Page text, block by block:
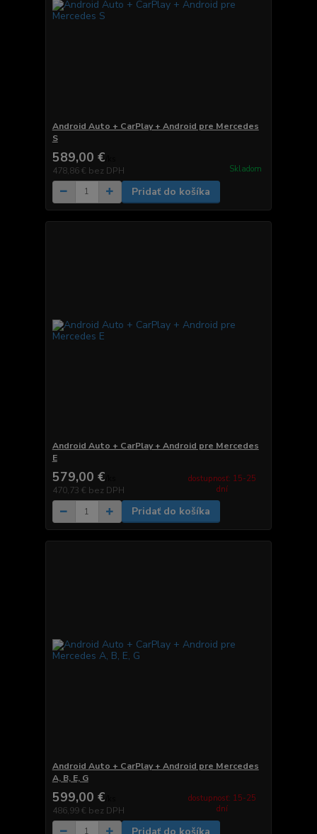
Android Auto + CarPlay + Android pre Mercedes
S
589,00 €
478,86 € bez DPH Skladom
Pridať do košíka
Android Auto + CarPlay + Android pre Mercedes
E
579,00 €
470,73 € bez DPH
dostupnosť: 15-25
dní
Pridať do košíka
Android Auto + CarPlay + Android pre Mercedes
A, B, E, G
599,00 €
486,99 € bez DPH
dostupnosť: 15-25
dní